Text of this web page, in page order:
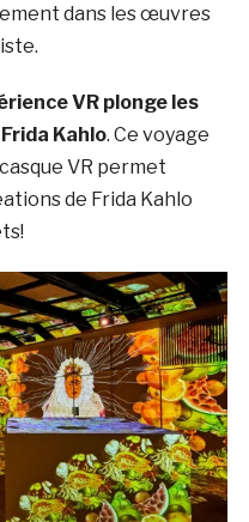
dans les œuvres
VR plonge les
Kahlo. Ce voyage
VR permet
de Frida Kahlo